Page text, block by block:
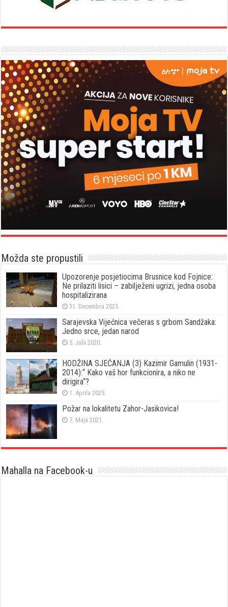
Možda ste propustili
Upozorenje posjetiocima Brusnice kod Fojnice:
Ne prilaziti lisici – zabilježeni ugrizi, jedna osoba
hospitalizirana
31. Decembra 2025.
Sarajevska Vijećnica večeras s grbom Sandžaka:
Jedno srce, jedan narod
5. Jula 2020.
HODŽINA SJEĆANJA (3) Kazimir Gamulin (1931-
2014):“ Kako vaš hor funkcionira, a niko ne
dirigira“?
1. Aprila 2025.
Požar na lokalitetu Zahor-Jasikovica!
7. Maja 2021.
Mahalla na Facebook-u